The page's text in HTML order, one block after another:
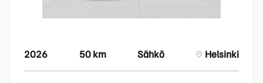
2026 50 km Sähkö Helsinki